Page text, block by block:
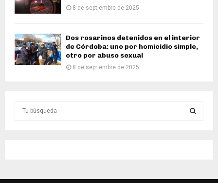
8 de septiembre de 2025
Dos rosarinos detenidos en el interior
de Córdoba: uno por homicidio simple,
otro por abuso sexual
8 de septiembre de 2025
o